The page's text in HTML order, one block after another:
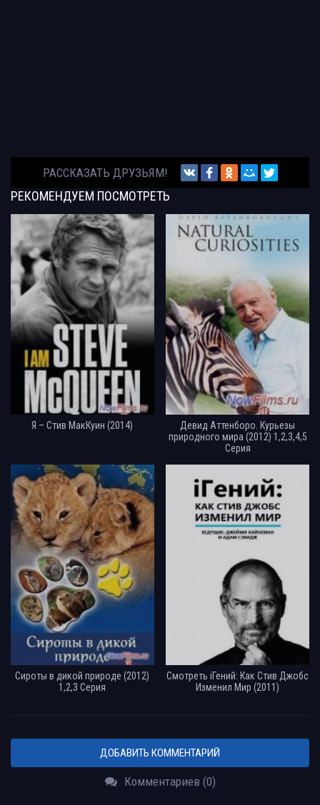
РАССКАЗАТЬ ДРУЗЬЯМ!
РЕКОМЕНДУЕМ ПОСМОТРЕТЬ
Я – Стив МакКуин (2014)
Девид Аттенборо. Курьезы
природного мира (2012) 1,2,3,4,5
Серия
Сироты в дикой природе (2012)
1,2,3 Серия
Смотреть iГений: Как Стив Джобс
Изменил Мир (2011)
ДОБАВИТЬ КОММЕНТАРИЙ
Комментариев (0)